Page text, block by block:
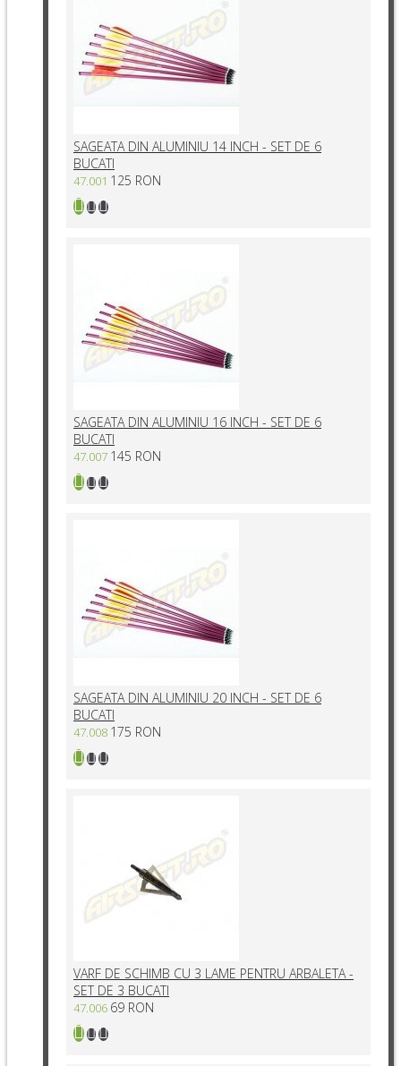
SAGEATA DIN ALUMINIU 14 INCH - SET DE 6
BUCATI
47.001 125 RON
SAGEATA DIN ALUMINIU 16 INCH - SET DE 6
BUCATI
47.007 145 RON
SAGEATA DIN ALUMINIU 20 INCH - SET DE 6
BUCATI
47.008 175 RON
VARF DE SCHIMB CU 3 LAME PENTRU ARBALETA -
SET DE 3 BUCATI
47.006 69 RON